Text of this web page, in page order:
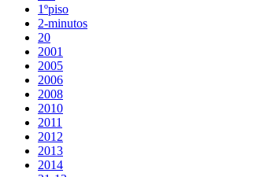
1ºpiso
2-minutos
20
2001
2005
2006
2008
2010
2011
2012
2013
2014